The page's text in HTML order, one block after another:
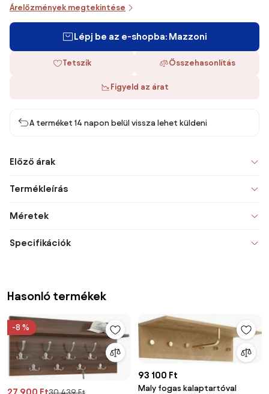
Árelőzmények megtekintése
Lépj be az e-shopba: Mazzoni
Tetszik Összehasonlítás
Figyeld az árat
A terméket 14 napon belül vissza lehet küldeni
Előző árak
Termékleírás
Méretek
Specifikációk
Hasonló termékek
-8 %
27 900 Ft
93 100 Ft
Maly fogas kalaptartóval